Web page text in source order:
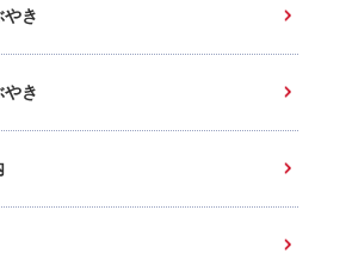
やき
やき